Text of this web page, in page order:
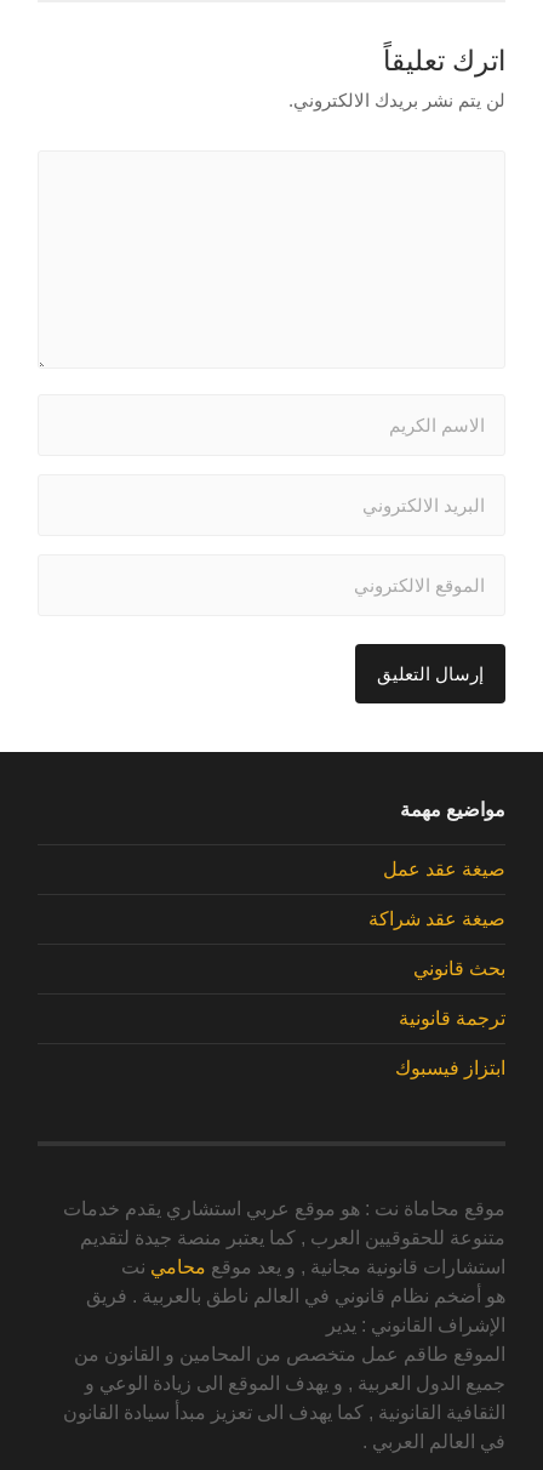
اترك تعليقاً
لن يتم نشر بريدك الالكتروني.
مواضيع مهمة
صيغة عقد عمل
صيغة عقد شراكة
بحث قانوني
ترجمة قانونية
ابتزاز فيسبوك
موقع محاماة نت : هو موقع عربي استشاري يقدم خدمات
متنوعة للحقوقيين العرب , كما يعتبر منصة جيدة لتقديم
استشارات قانونية مجانية , و يعد موقع محامي نت
هو أضخم نظام قانوني في العالم ناطق بالعربية . فريق
الإشراف القانوني : يدير
الموقع طاقم عمل متخصص من المحامين و القانون من
جميع الدول العربية , و يهدف الموقع الى زيادة الوعي و
الثقافية القانونية , كما يهدف الى تعزيز مبدأ سيادة القانون
في العالم العربي .